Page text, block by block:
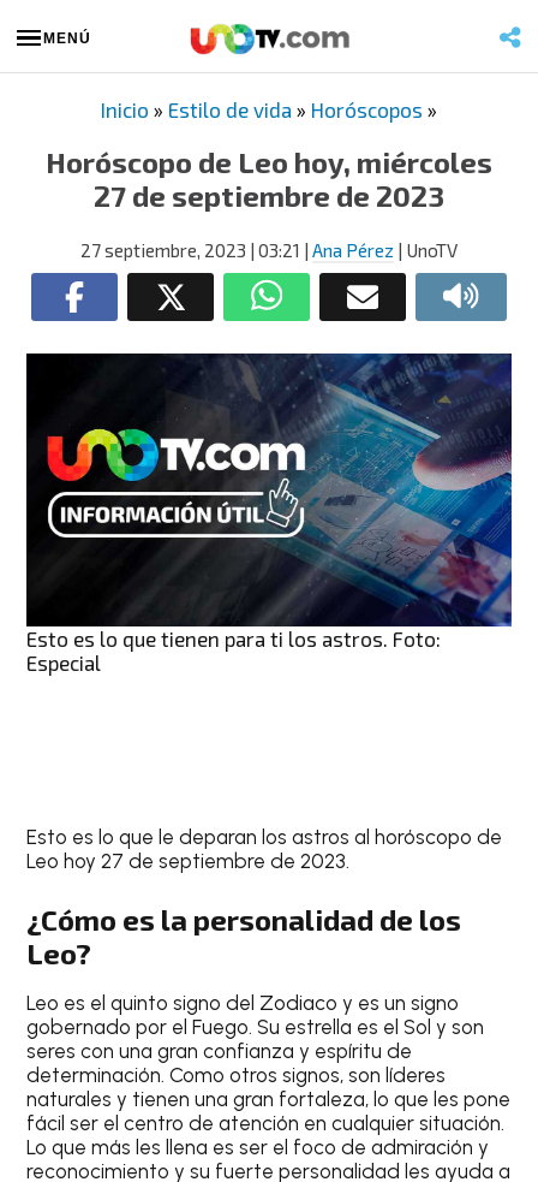
MENÚ
Inicio » Estilo de vida » Horóscopos »
Horóscopo de Leo hoy, miércoles
27 de septiembre de 2023
27 septiembre, 2023 | 03:21 | Ana Pérez | UnoTV
Esto es lo que tienen para ti los astros. Foto:
Especial
Esto es lo que le deparan los astros alhoróscopo de
Leo hoy 27 de septiembre de 2023.
¿Cómo es la personalidad de los
Leo?
Leo es el quinto signo del Zodiaco y es un signo
gobernado por el Fuego. Su estrella es el Sol y son
seres con una gran confianza y espíritu de
determinación. Como otros signos, son líderes
naturales y tienen una gran fortaleza, lo que les pone
fácil ser el centro de atención en cualquier situación.
Lo que más les llena es ser el foco de admiración y
reconocimiento y su fuerte personalidad les ayuda a